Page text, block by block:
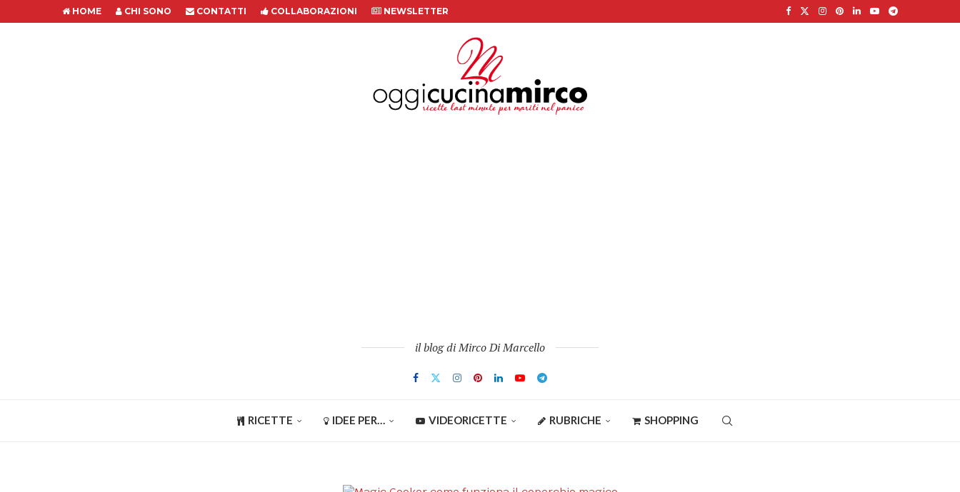
HOME CHI SONO CONTATTI COLLABORAZIONI NEWSLETTER
il blog di Mirco Di Marcello
RICETTE IDEE PER… VIDEORICETTE RUBRICHE SHOPPING